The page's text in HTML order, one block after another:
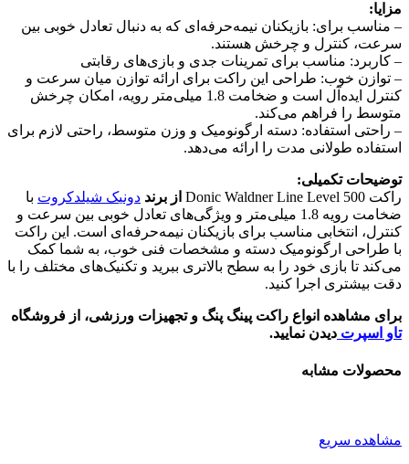
مزایا:
– مناسب برای: بازیکنان نیمه‌حرفه‌ای که به دنبال تعادل خوبی بین
سرعت، کنترل و چرخش هستند.
– کاربرد: مناسب برای تمرینات جدی و بازی‌های رقابتی
– توازن خوب: طراحی این راکت برای ارائه توازن میان سرعت و
کنترل ایده‌آل است و ضخامت 1.8 میلی‌متر رویه، امکان چرخش
متوسط را فراهم می‌کند.
– راحتی استفاده: دسته ارگونومیک و وزن متوسط، راحتی لازم برای
استفاده طولانی مدت را ارائه می‌دهد.
توضیحات تکمیلی:
راکت Donic Waldner Line Level 500
از برند دونیک شیلدکروت با
ضخامت رویه 1.8 میلی‌متر و ویژگی‌های تعادل خوبی بین سرعت و
کنترل، انتخابی مناسب برای بازیکنان نیمه‌حرفه‌ای است. این راکت
با طراحی ارگونومیک دسته و مشخصات فنی خوب، به شما کمک
می‌کند تا بازی خود را به سطح بالاتری ببرید و تکنیک‌های مختلف را با
دقت بیشتری اجرا کنید.
برای مشاهده انواع راکت پینگ پنگ و تجهیزات ورزشی، از فروشگاه
تاو اسپرت دیدن نمایید.
محصولات مشابه
مشاهده سریع